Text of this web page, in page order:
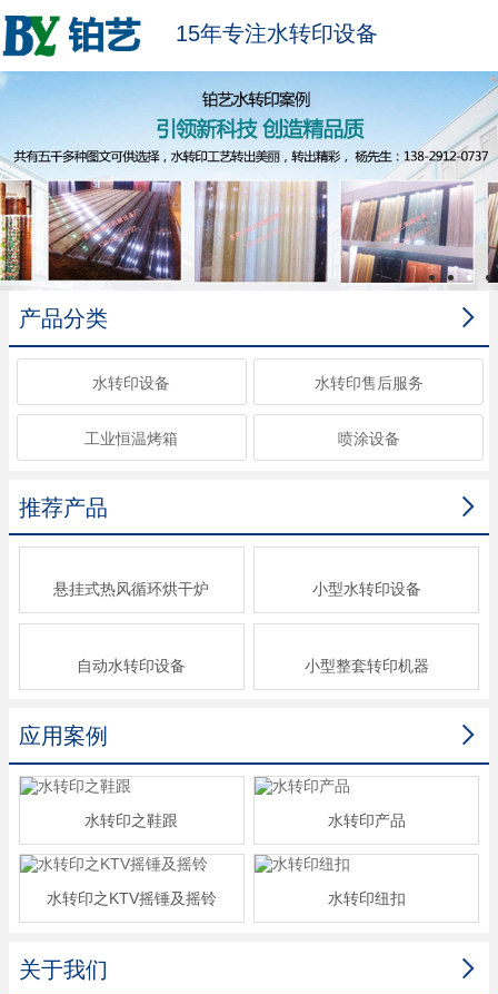
15年专注水转印设备

产品分类
水转印设备 水转印售后服务
工业恒温烤箱 喷涂设备

推荐产品
悬挂式热风循环烘干炉 小型水转印设备
自动水转印设备 小型整套转印机器

应用案例
水转印之鞋跟 水转印产品
水转印之KTV摇锤及摇铃 水转印纽扣

关于我们